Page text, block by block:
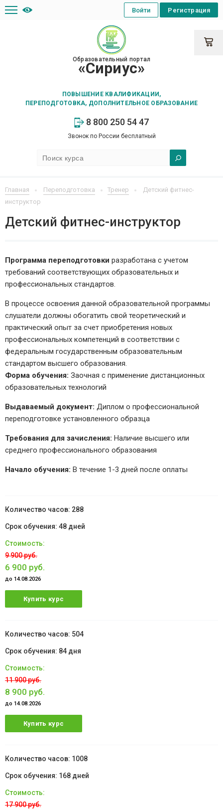
Образовательный портал
«Сириус»
ПОВЫШЕНИЕ КВАЛИФИКАЦИИ,
ПЕРЕПОДГОТОВКА, ДОПОЛНИТЕЛЬНОЕ ОБРАЗОВАНИЕ
8 800 250 54 47
Звонок по России бесплатный
Регистрация
Войти
Главная Переподготовка Тренер
Детский фитнес-
инструктор
Детский фитнес-инструктор
Программа переподготовки разработана с учетом
требований соответствующих образовательных и
профессиональных стандартов.
В процессе освоения данной образовательной программы
слушатели должны обогатить свой теоретический и
практический опыт за счет приобретения новых
профессиональных компетенций в соответствии с
федеральным государственным образовательным
стандартом высшего образования.
Форма обучения: Заочная с применение дистанционных
образовательных технологий
Выдаваемый документ: Диплом о профессиональной
переподготовке установленного образца
Требования для зачисления: Наличие высшего или
среднего профессионального образования
Начало обучения: В течение 1-3 дней после оплаты
288
48 дней
9 900 руб.
6 900 руб.
до 14.08.2026
Купить курс
504
84 дня
11 900 руб.
8 900 руб.
до 14.08.2026
Купить курс
1008
168 дней
17 900 руб.